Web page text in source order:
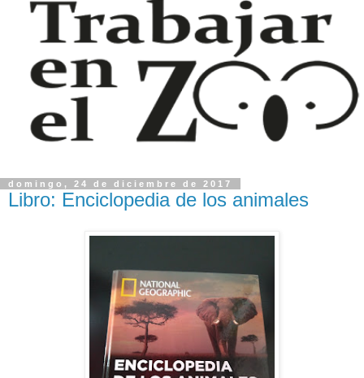
domingo, 24 de diciembre de 2017
Libro: Enciclopedia de los animales